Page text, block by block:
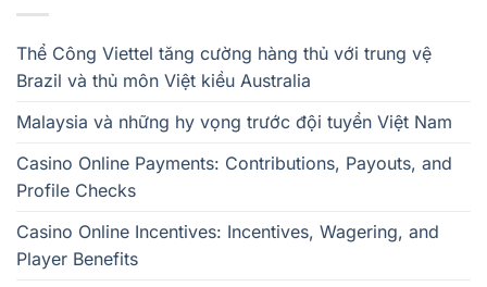
Thể Công Viettel tăng cường hàng thủ với trung vệ
Brazil và thủ môn Việt kiều Australia
Malaysia và những hy vọng trước đội tuyển Việt Nam
Casino Online Payments: Contributions, Payouts, and
Profile Checks
Casino Online Incentives: Incentives, Wagering, and
Player Benefits